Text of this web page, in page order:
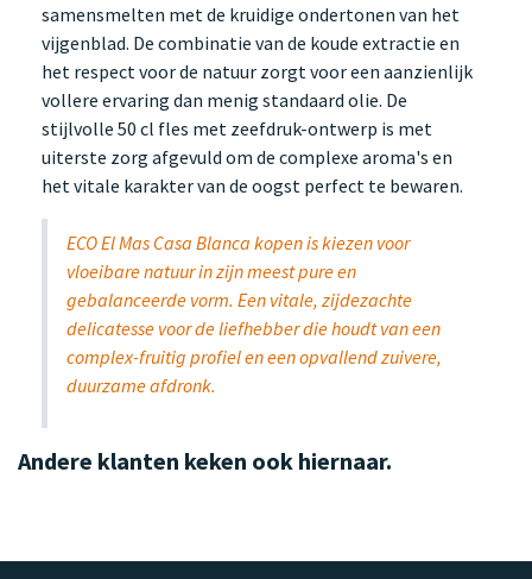
samensmelten met de kruidige ondertonen van het
vijgenblad. De combinatie van de koude extractie en
het respect voor de natuur zorgt voor een aanzienlijk
vollere ervaring dan menig standaard olie. De
stijlvolle 50 cl fles met zeefdruk-ontwerp is met
uiterste zorg afgevuld om de complexe aroma's en
het vitale karakter van de oogst perfect te bewaren.
ECO El Mas Casa Blanca kopen is kiezen voor
vloeibare natuur in zijn meest pure en
gebalanceerde vorm. Een vitale, zijdezachte
delicatesse voor de liefhebber die houdt van een
complex-fruitig profiel en een opvallend zuivere,
duurzame afdronk.
Andere klanten keken ook hiernaar.